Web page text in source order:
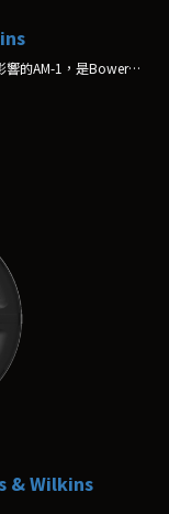
為在所有地方提供完美的聲音而設計，能阻隔氣候影響的AM-1，是Bowers & Wilkins所推出最堅固、耐用的多功能揚聲器。
& Wilkins